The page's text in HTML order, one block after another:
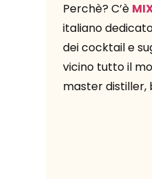
Perchè? C’è
italiano
dei cocktail e
vicino tutto il
master distiller,